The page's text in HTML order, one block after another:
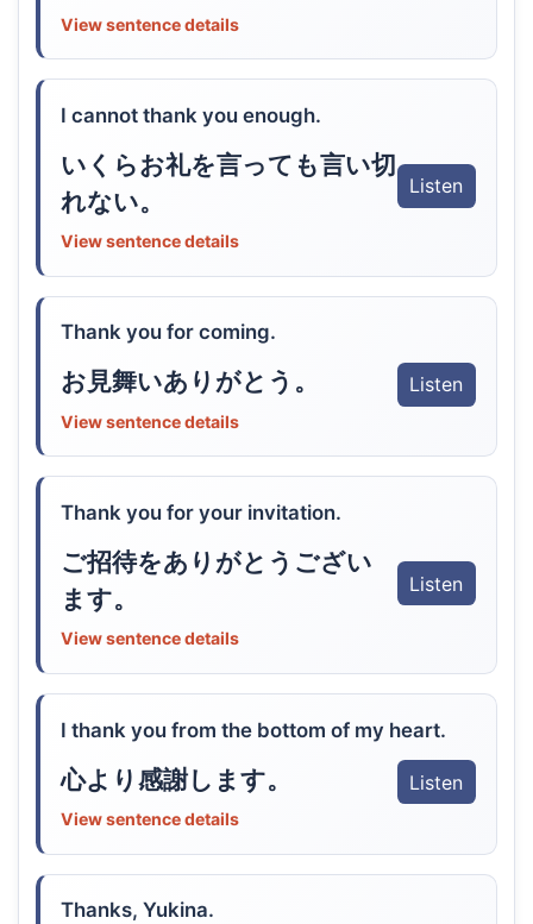
View sentence details
I cannot thank you enough.
いくらお礼を言っても言い切
れない。
Listen
View sentence details
Thank you for coming.
お見舞いありがとう。 Listen
View sentence details
Thank you for your invitation.
ご招待をありがとうござい
ます。
Listen
View sentence details
I thank you from the bottom of my heart.
心より感謝します。 Listen
View sentence details
Thanks, Yukina.